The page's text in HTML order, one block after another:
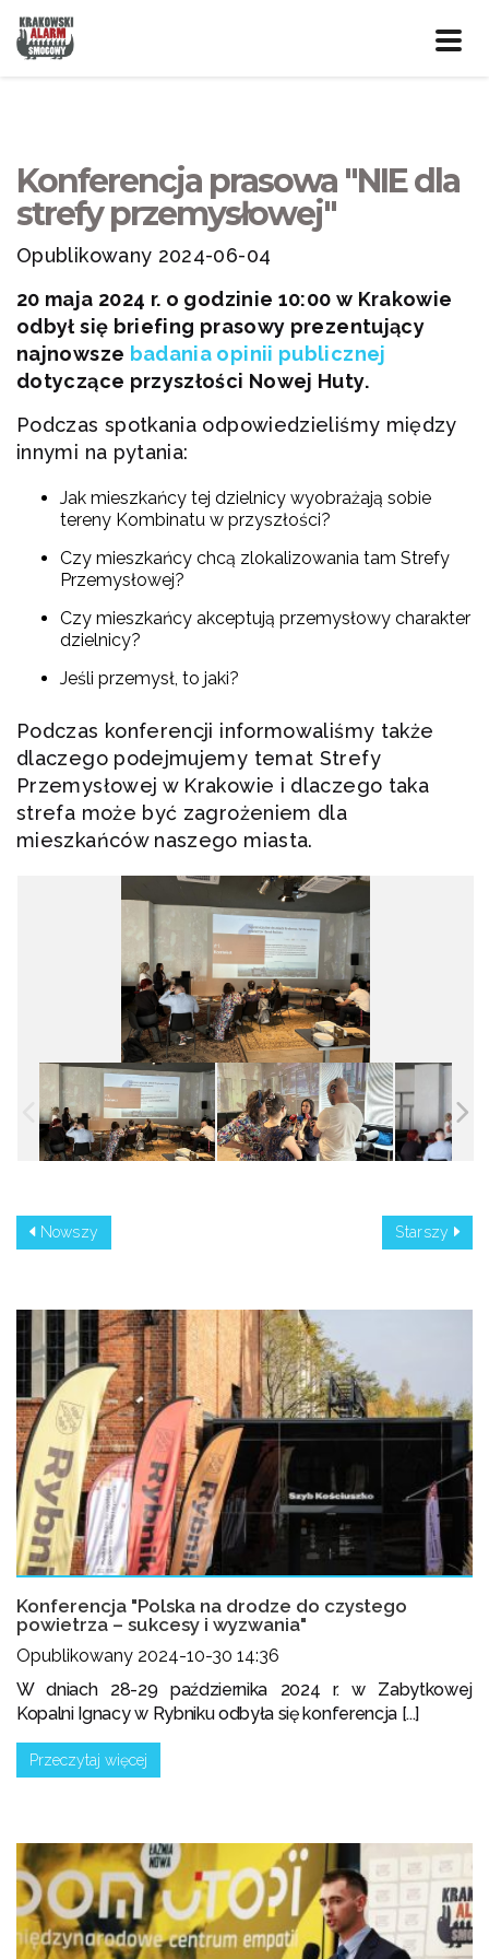
Konferencja prasowa "NIE dla
strefy przemysłowej"
Opublikowany 2024-06-04
20 maja 2024 r. o godzinie 10:00 w Krakowie
odbył się briefing prasowy prezentujący
najnowsze badania opinii publicznej
dotyczące przyszłości Nowej Huty.
Podczas spotkania odpowiedzieliśmy między
innymi na pytania:
Jak mieszkańcy tej dzielnicy wyobrażają sobie
tereny Kombinatu w przyszłości?
Czy mieszkańcy chcą zlokalizowania tam Strefy
Przemysłowej?
Czy mieszkańcy akceptują przemysłowy charakter
dzielnicy?
Jeśli przemysł, to jaki?
Podczas konferencji informowaliśmy także
dlaczego podejmujemy temat Strefy
Przemysłowej w Krakowie i dlaczego taka
strefa może być zagrożeniem dla
mieszkańców naszego miasta.
Nowszy Starszy
Konferencja "Polska na drodze do czystego
powietrza – sukcesy i wyzwania"
Opublikowany 2024-10-30 14:36
W dniach 28-29 października 2024 r. w Zabytkowej
Kopalni Ignacy w Rybniku odbyła się konferencja [...]
Przeczytaj więcej